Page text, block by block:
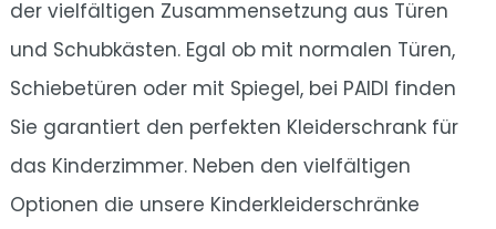
der vielfältigen Zusammensetzung aus Türen
und Schubkästen. Egal ob mit normalen Türen,
Schiebetüren oder mit Spiegel, bei PAIDI finden
Sie garantiert den perfekten Kleiderschrank für
das Kinderzimmer. Neben den vielfältigen
Optionen die unsere Kinderkleiderschränke